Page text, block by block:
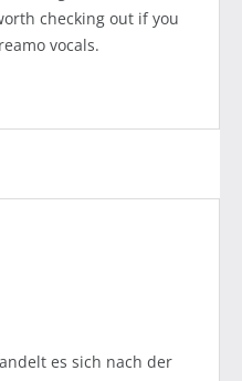
checking out if you
vocals.
es sich nach der